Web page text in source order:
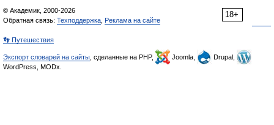
18+
© Академик, 2000-2026
Обратная связь: Техподдержка Реклама на сайте
👣 Путешествия
Экспорт словарей на сайты , сделанные на PHP, Joomla,
Drupal,
WordPress, MODx.